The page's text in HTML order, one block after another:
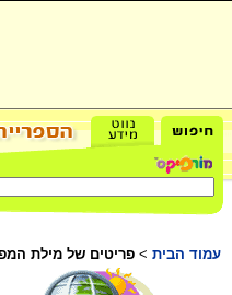
עמוד הבית > פריטים של מילת